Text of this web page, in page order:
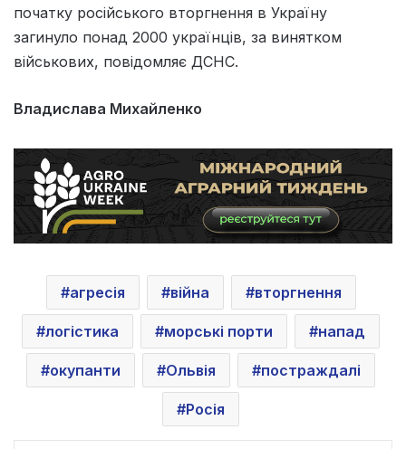
початку російського вторгнення в Україну
загинуло понад 2000 українців, за винятком
військових, повідомляє ДСНС.
Владислава Михайленко
агресія війна вторгнення
логістика морські порти напад
окупанти Ольвія постраждалі
Росія